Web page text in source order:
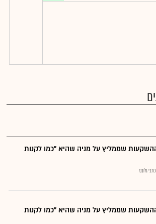
שממליץ על מניה שהיא "כמו לקנות
כתבי גלובס
שממליץ על מניה שהיא "כמו לקנות